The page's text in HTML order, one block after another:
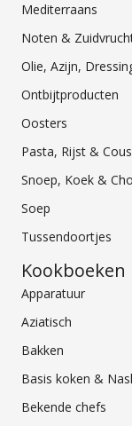
Mediterraans
Noten &
Olie, Azijn,
Ontbijtproducten
Oosters
Pasta, Rijst &
Snoep, Koek &
Soep
Tussendoortjes
Kookboeken
Apparatuur
Aziatisch
Bakken
Basis koken &
Bekende chefs